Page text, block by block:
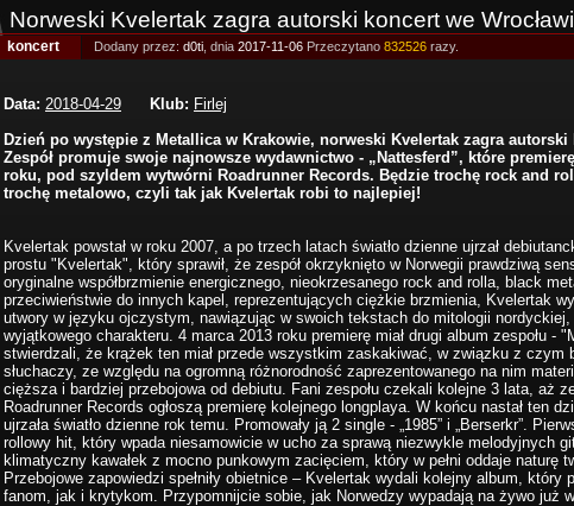
Norweski Kvelertak zagra autorski koncert we
koncert Dodany przez: d0ti , dnia 2017-11-06 Przeczytano 832526 razy.
Data: 2018-04-29 Klub: Firlej
Dzień po występie z Metallica w Krakowie, norweski Kvelertak zagra autorski
Zespół promuje swoje najnowsze wydawnictwo - „Nattesferd”, które
roku, pod szyldem wytwórni Roadrunner Records. Będzie trochę rock and
trochę metalowo, czyli tak jak Kvelertak robi to najlepiej!
Kvelertak powstał w roku 2007, a po trzech latach światło dzienne ujrzał
prostu "Kvelertak", który sprawił, że zespół okrzyknięto w Norwegii prawdziwą
oryginalne współbrzmienie energicznego, nieokrzesanego rock and rolla, black
przeciwieństwie do innych kapel, reprezentujących ciężkie brzmienia, Kvelertak
utwory w języku ojczystym, nawiązując w swoich tekstach do mitologii nordyckiej,
wyjątkowego charakteru. 4 marca 2013 roku premierę miał drugi album zespołu -
stwierdzali, że krążek ten miał przede wszystkim zaskakiwać, w związku z czym
słuchaczy, ze względu na ogromną różnorodność zaprezentowanego na nim
cięższa i bardziej przebojowa od debiutu. Fani zespołu czekali kolejne 3 lata, aż
Roadrunner Records ogłoszą premierę kolejnego longplaya. W końcu nastał ten
ujrzała światło dzienne rok temu. Promowały ją 2 single - „1985” i „Berserkr”.
rollowy hit, który wpada niesamowicie w ucho za sprawą niezwykle melodyjnych
klimatyczny kawałek z mocno punkowym zacięciem, który w pełni oddaje naturę
Przebojowe zapowiedzi spełniły obietnice – Kvelertak wydali kolejny album, który
fanom, jak i krytykom. Przypomnijcie sobie, jak Norwedzy wypadają na żywo już